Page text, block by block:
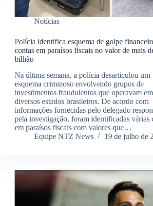
Notícias
Polícia identifica esquema de golpe
contas em paraísos fiscais no valor de mais
bilhão
Na última semana, a polícia desarticulou um
esquema criminoso envolvendo grupos de
investimentos fraudulentos que operavam em
diversos estados brasileiros. De acordo com
informações fornecidas pelo delegado
pela investigação, foram identificadas várias
em paraísos fiscais com valores que…
Equipe NTZ News
19 de julho de